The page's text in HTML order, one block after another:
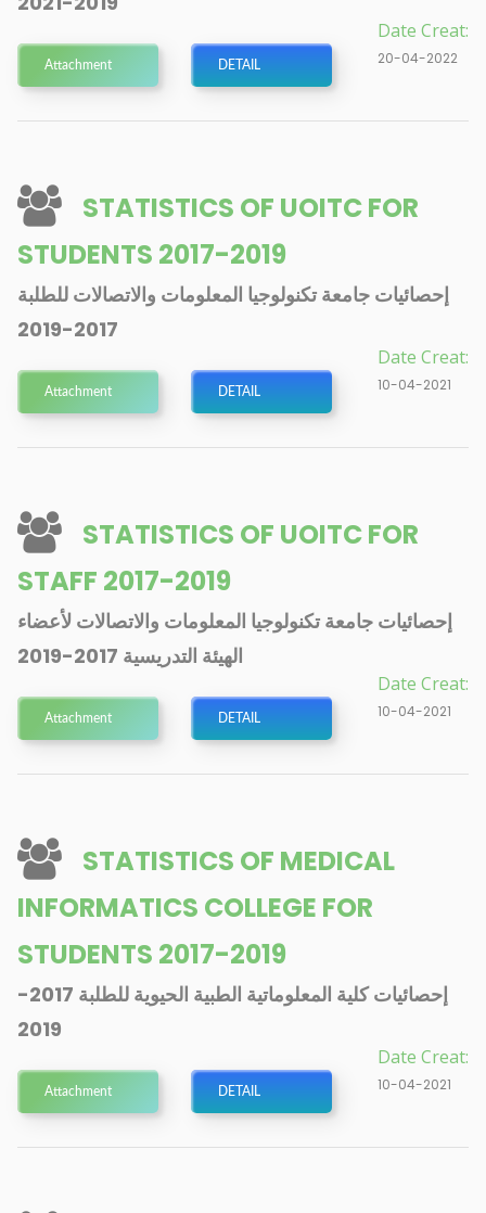
Date Creat:
20-04-2022
Attachment DETAIL
STATISTICS OF UOITC FOR
STUDENTS 2017-2019
إحصائيات جامعة تكنولوجيا المعلومات والاتصالات للطلبة
2017-2019
Date Creat:
10-04-2021
Attachment DETAIL
STATISTICS OF UOITC FOR
STAFF 2017-2019
إحصائيات جامعة تكنولوجيا المعلومات والاتصالات لأعضاء
الهيئة التدريسية 2017-2019
Date Creat:
10-04-2021
Attachment DETAIL
STATISTICS OF MEDICAL
INFORMATICS COLLEGE FOR
STUDENTS 2017-2019
إحصائيات كلية المعلوماتية الطبية الحيوية للطلبة 2017-
2019
Date Creat:
10-04-2021
Attachment DETAIL